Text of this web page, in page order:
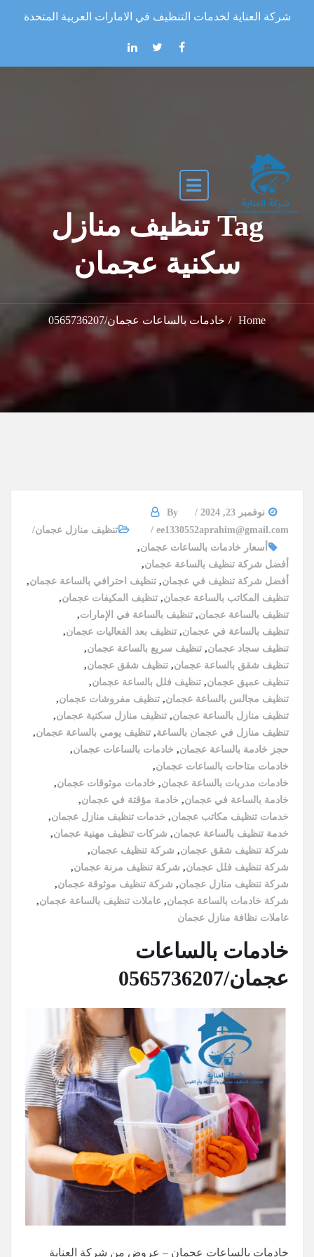
Skip to the content
شركة العناية لخدمات التنظيف في الامارات العربية المتحدة
Tag تنظيف منازل
سكنية عجمان
Home خادمات بالساعات عجمان/0565736207
نوفمبر 23, 2024
By
ee1330552aprahim@gmail.com
تنظيف منازل عجمان
أسعار خادمات بالساعات عجمان,
أفضل شركة تنظيف بالساعة عجمان,
أفضل شركة تنظيف في عجمان, تنظيف احترافي بالساعة عجمان,
تنظيف المكاتب بالساعة عجمان, تنظيف المكيفات عجمان,
تنظيف بالساعة عجمان, تنظيف بالساعة في الإمارات,
تنظيف بالساعة في عجمان, تنظيف بعد الفعاليات عجمان,
تنظيف سجاد عجمان, تنظيف سريع بالساعة عجمان,
تنظيف شقق بالساعة عجمان, تنظيف شقق عجمان,
تنظيف عميق عجمان, تنظيف فلل بالساعة عجمان,
تنظيف مجالس بالساعة عجمان, تنظيف مفروشات عجمان,
تنظيف منازل بالساعة عجمان, تنظيف منازل سكنية عجمان,
تنظيف منازل في عجمان بالساعة, تنظيف يومي بالساعة عجمان,
حجز خادمة بالساعة عجمان, خادمات بالساعات عجمان,
خادمات متاحات بالساعات عجمان,
خادمات مدربات بالساعة عجمان, خادمات موثوقات عجمان,
خادمة بالساعة في عجمان, خادمة مؤقتة في عجمان,
خدمات تنظيف مكاتب عجمان, خدمات تنظيف منازل عجمان,
خدمة تنظيف بالساعة عجمان, شركات تنظيف مهنية عجمان,
شركة تنظيف شقق عجمان, شركة تنظيف عجمان,
شركة تنظيف فلل عجمان, شركة تنظيف مرنة عجمان,
شركة تنظيف منازل عجمان, شركة تنظيف موثوقة عجمان,
شركة خادمات بالساعة عجمان, عاملات تنظيف بالساعة عجمان,
عاملات نظافة منازل عجمان
خادمات بالساعات
عجمان/0565736207
خادمات بالساعات عجمان – عروض من شركة العناية